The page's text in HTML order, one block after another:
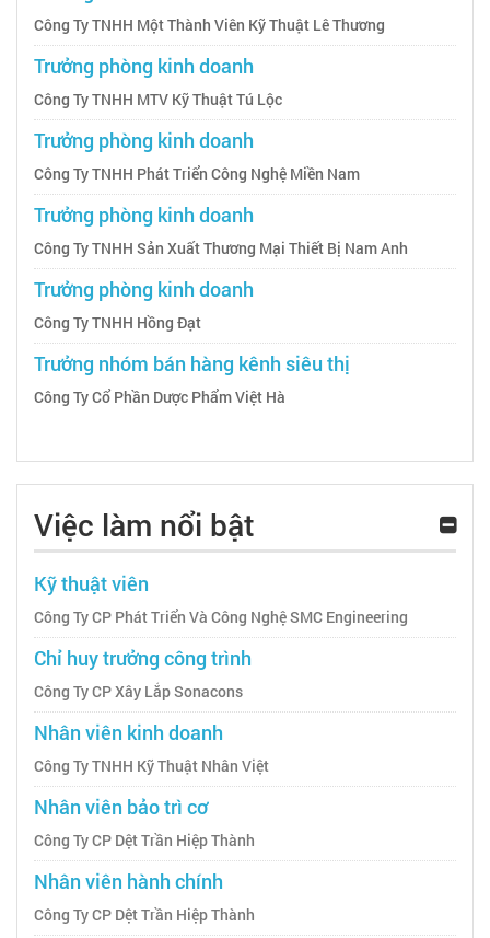
Công Ty TNHH Một Thành Viên Kỹ Thuật Lê Thương
Trưởng phòng kinh doanh
Công Ty TNHH MTV Kỹ Thuật Tú Lộc
Trưởng phòng kinh doanh
Công Ty TNHH Phát Triển Công Nghệ Miền Nam
Trưởng phòng kinh doanh
Công Ty TNHH Sản Xuất Thương Mại Thiết Bị Nam Anh
Trưởng phòng kinh doanh
Công Ty TNHH Hồng Đạt
Trưởng nhóm bán hàng kênh siêu thị
Công Ty Cổ Phần Dược Phẩm Việt Hà
Việc làm nổi bật
Kỹ thuật viên
Công Ty CP Phát Triển Và Công Nghệ SMC Engineering
Chỉ huy trưởng công trình
Công Ty CP Xây Lắp Sonacons
Nhân viên kinh doanh
Công Ty TNHH Kỹ Thuật Nhân Việt
Nhân viên bảo trì cơ
Công Ty CP Dệt Trần Hiệp Thành
Nhân viên hành chính
Công Ty CP Dệt Trần Hiệp Thành